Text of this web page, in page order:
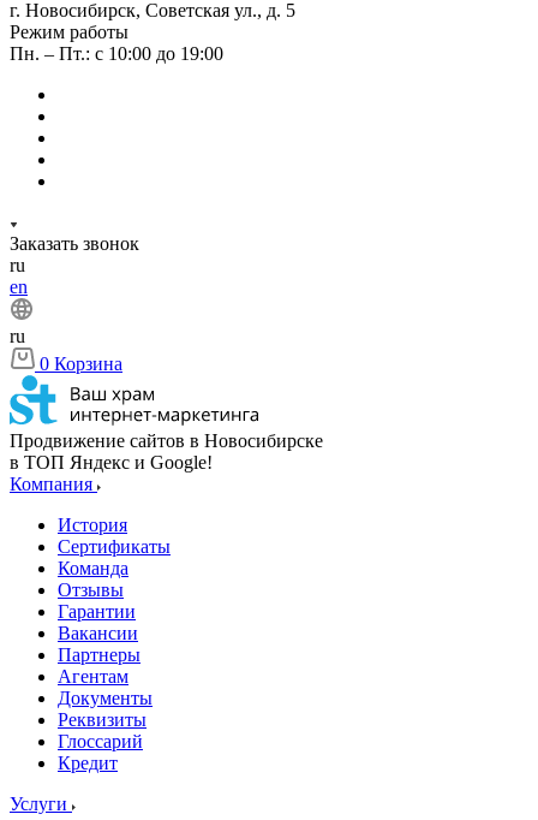
г. Новосибирск, Советская ул., д. 5
Режим работы
Пн. – Пт.: с 10:00 до 19:00
Заказать звонок
ru
en
ru
0 Корзина
Продвижение сайтов в Новосибирске
в ТОП Яндекс и Google!
Компания
История
Сертификаты
Команда
Отзывы
Гарантии
Вакансии
Партнеры
Агентам
Документы
Реквизиты
Глоссарий
Кредит
Услуги